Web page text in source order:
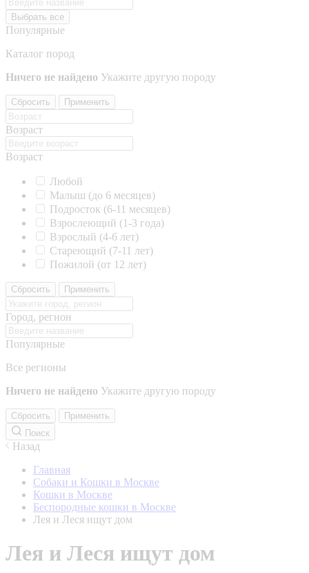
Выбрать все
Популярные
Каталог пород
Ничего не найдено Укажите другую породу
Сбросить Применить
Возраст
Возраст
Любой
Малыш (до 6 месяцев)
Подросток (6-11 месяцев)
Взрослеющий (1-3 года)
Взрослый (4-6 лет)
Стареющий (7-11 лет)
Пожилой (от 12 лет)
Сбросить Применить
Город, регион
Популярные
Все регионы
Ничего не найдено Укажите другую породу
Сбросить
Применить
Поиск
Назад
Главная
Собаки и Кошки в Москве
Кошки в Москве
Беспородные кошки в Москве
Лея и Леся ищут дом
Лея и Леся ищут дом